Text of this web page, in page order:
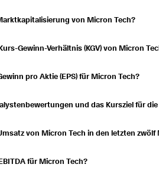
von Micron Tech?
Unternehmens. Sie wird durch
Gewinn-Verhältnis (KGV) von Micron
ihren Gewinnen über- oder unterbewertet ist.
pro Aktie (EPS) für Micron Tech?
und das Kursziel für
von Micron Tech in den letzten zwölf
für Micron Tech?